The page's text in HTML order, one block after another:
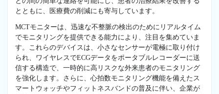
とともに、医療費の削減にも寄与しています。
MCTモニターは、迅速な不整脈の検出のためにリアルタイム
でモニタリングを提供できる能力により、注目を集めていま
す。これらのデバイスは、小さなセンサーが電極に取り付け
られ、ワイヤレスでECGデータをポータブルレコーダーに送
信する構造で、一時的に高リスクな外来患者のモニタリング
を強化します。さらに、心拍数モニタリング機能を備えたス
マートウォッチやフィットネスバンドの普及に伴い、企業が